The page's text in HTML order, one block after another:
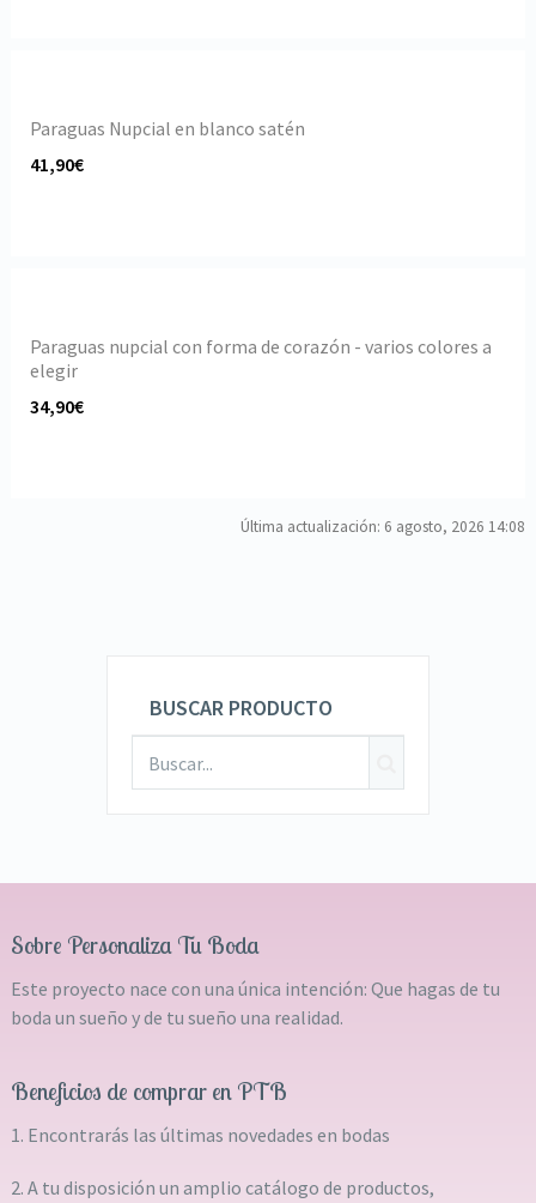
Paraguas Nupcial en blanco satén
41,90€
Paraguas nupcial con forma de corazón - varios colores a
elegir
34,90€
Última actualización: 6 agosto, 2026 14:08
BUSCAR PRODUCTO
Sobre Personaliza Tu Boda
Este proyecto nace con una única intención: Que hagas de tu
boda un sueño y de tu sueño una realidad.
Beneficios de comprar en PTB
1. Encontrarás las últimas novedades en bodas
2. A tu disposición un amplio catálogo de productos,